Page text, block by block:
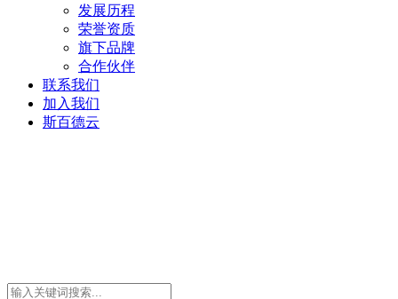
发展历程
荣誉资质
旗下品牌
合作伙伴
联系我们
加入我们
斯百德云